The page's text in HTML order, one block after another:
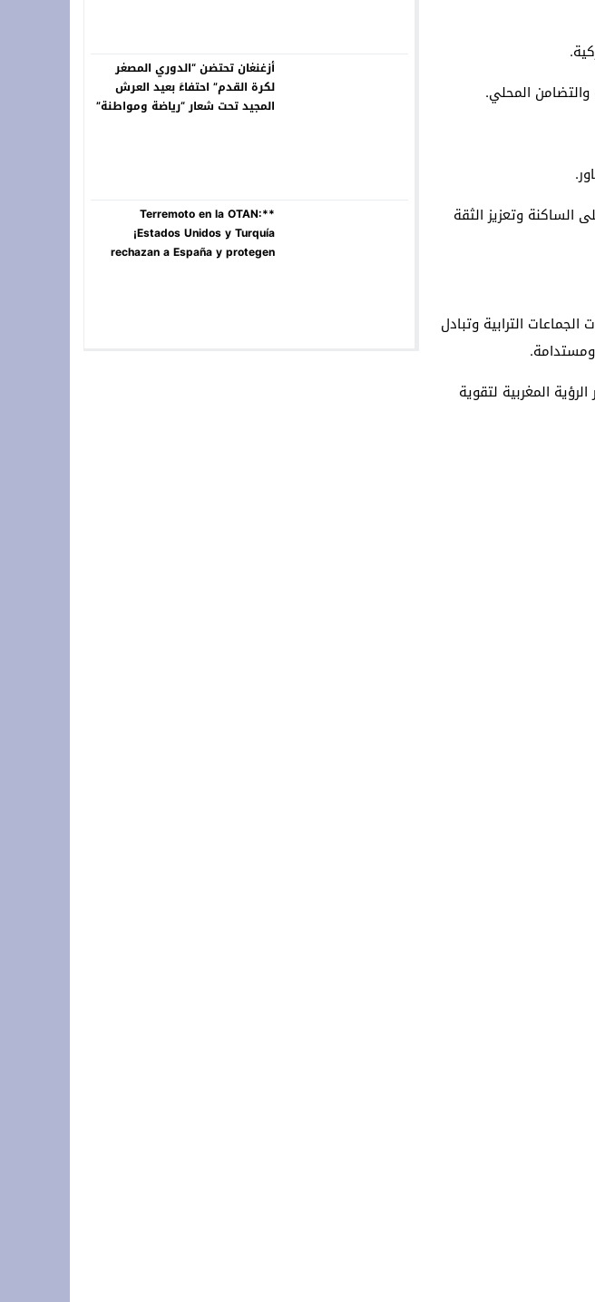
المحلي.
الساكنة وتعزيز الثقة
الترابية وتبادل
المغربية لتقوية
أزغنغان تحتضن “الدوري المصغر
لكرة القدم” احتفاءً بعيد العرش
المجيد تحت شعار “رياضة ومواطنة”
**Terremoto en la OTAN:
¡Estados Unidos y Turquía
rechazan a España y protegen